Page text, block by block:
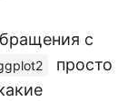
с
просто